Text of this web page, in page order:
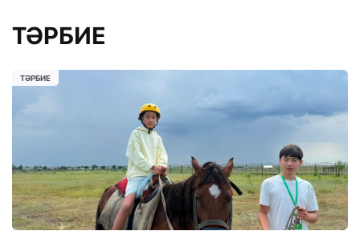
ТӘРБИЕ
ТӘРБИЕ